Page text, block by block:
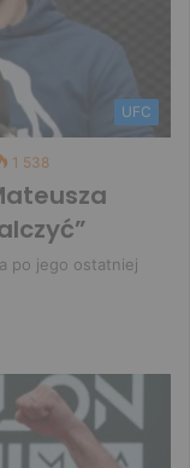
UFC
1 538
po jego ostatniej